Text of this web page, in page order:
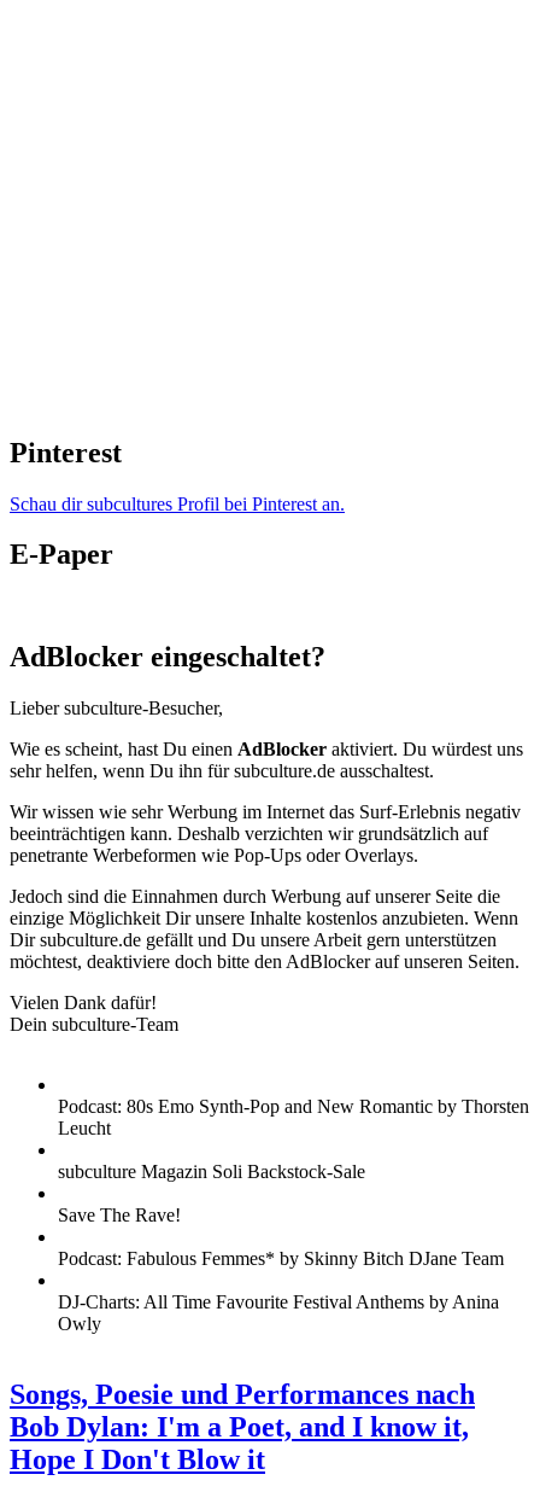
Pinterest
Schau dir subcultures Profil bei Pinterest an.
E-Paper
AdBlocker eingeschaltet?
Lieber subculture-Besucher,
Wie es scheint, hast Du einen AdBlocker aktiviert. Du würdest uns
sehr helfen, wenn Du ihn für subculture.de ausschaltest.
Wir wissen wie sehr Werbung im Internet das Surf-Erlebnis negativ
beeinträchtigen kann. Deshalb verzichten wir grundsätzlich auf
penetrante Werbeformen wie Pop-Ups oder Overlays.
Jedoch sind die Einnahmen durch Werbung auf unserer Seite die
einzige Möglichkeit Dir unsere Inhalte kostenlos anzubieten. Wenn
Dir subculture.de gefällt und Du unsere Arbeit gern unterstützen
möchtest, deaktiviere doch bitte den AdBlocker auf unseren Seiten.
Vielen Dank dafür!
Dein subculture-Team
Podcast: 80s Emo Synth-Pop and New Romantic by Thorsten
Leucht
subculture Magazin Soli Backstock-Sale
Save The Rave!
Podcast: Fabulous Femmes* by Skinny Bitch DJane Team
DJ-Charts: All Time Favourite Festival Anthems by Anina
Owly
Songs, Poesie und Performances nach
Bob Dylan: I'm a Poet, and I know it,
Hope I Don't Blow it